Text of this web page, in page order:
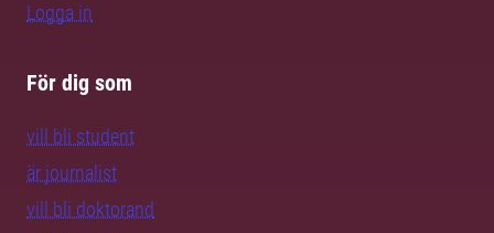
Logga in
För dig som
vill bli student
är journalist
vill bli doktorand